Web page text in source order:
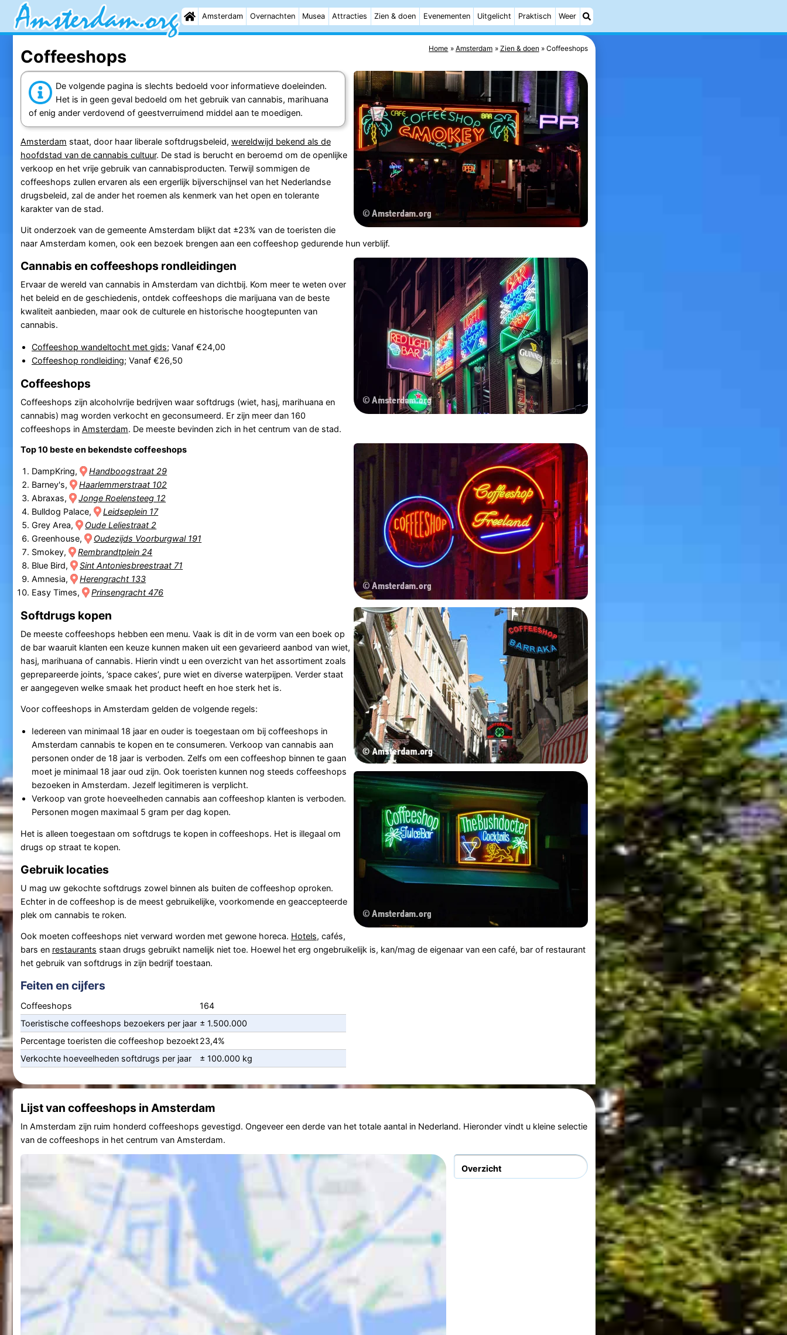
Amsterdam Overnachten Musea Attracties Zien & doen Evenementen Uitgelicht Praktisch Weer
Home Amsterdam Zien & doen Coffeeshops
Coffeeshops
De volgende pagina is slechts bedoeld voor informatieve doeleinden.
Het is in geen geval bedoeld om het gebruik van cannabis, marihuana
of enig ander verdovend of geestverruimend middel aan te moedigen.
Amsterdam staat, door haar liberale softdrugsbeleid, wereldwijd bekend als de
hoofdstad van de cannabis cultuur. De stad is berucht en beroemd om de openlijke
verkoop en het vrije gebruik van cannabisproducten. Terwijl sommigen de
coffeeshops zullen ervaren als een ergerlijk bijverschijnsel van het Nederlandse
drugsbeleid, zal de ander het roemen als kenmerk van het open en tolerante
karakter van de stad.
Uit onderzoek van de gemeente Amsterdam blijkt dat ±23% van de toeristen die
naar Amsterdam komen, ook een bezoek brengen aan een coffeeshop gedurende hun verblijf.
Cannabis en coffeeshops rondleidingen
Ervaar de wereld van cannabis in Amsterdam van dichtbij. Kom meer te weten over
het beleid en de geschiedenis, ontdek coffeeshops die marijuana van de beste
kwaliteit aanbieden, maar ook de culturele en historische hoogtepunten van
cannabis.
Coffeeshop wandeltocht met gids; Vanaf €24,00
Coffeeshop rondleiding; Vanaf €26,50
Coffeeshops
Coffeeshops zijn alcoholvrije bedrijven waar softdrugs (wiet, hasj, marihuana en
cannabis) mag worden verkocht en geconsumeerd. Er zijn meer dan 160
coffeeshops in Amsterdam. De meeste bevinden zich in het centrum van de stad.
Top 10 beste en bekendste coffeeshops
DampKring,
Handboogstraat 29
Barney's,
Haarlemmerstraat 102
Abraxas,
Jonge Roelensteeg 12
Bulldog Palace,
Leidseplein 17
Grey Area,
Oude Leliestraat 2
Greenhouse,
Oudezijds Voorburgwal 191
Smokey,
Rembrandtplein 24
Blue Bird,
Sint Antoniesbreestraat 71
Amnesia,
Herengracht 133
Easy Times,
Prinsengracht 476
Softdrugs kopen
De meeste coffeeshops hebben een menu. Vaak is dit in de vorm van een boek op
de bar waaruit klanten een keuze kunnen maken uit een gevarieerd aanbod van wiet,
hasj, marihuana of cannabis. Hierin vindt u een overzicht van het assortiment zoals
geprepareerde joints, ’space cakes’, pure wiet en diverse waterpijpen. Verder staat
er aangegeven welke smaak het product heeft en hoe sterk het is.
Voor coffeeshops in Amsterdam gelden de volgende regels:
Iedereen van minimaal 18 jaar en ouder is toegestaan om bij coffeeshops in
Amsterdam cannabis te kopen en te consumeren. Verkoop van cannabis aan
personen onder de 18 jaar is verboden. Zelfs om een coffeeshop binnen te gaan
moet je minimaal 18 jaar oud zijn. Ook toeristen kunnen nog steeds coffeeshops
bezoeken in Amsterdam. Jezelf legitimeren is verplicht.
Verkoop van grote hoeveelheden cannabis aan coffeeshop klanten is verboden.
Personen mogen maximaal 5 gram per dag kopen.
Het is alleen toegestaan om softdrugs te kopen in coffeeshops. Het is illegaal om
drugs op straat te kopen.
Gebruik locaties
U mag uw gekochte softdrugs zowel binnen als buiten de coffeeshop oproken.
Echter in de coffeeshop is de meest gebruikelijke, voorkomende en geaccepteerde
plek om cannabis te roken.
Ook moeten coffeeshops niet verward worden met gewone horeca. Hotels, cafés,
bars en restaurants staan drugs gebruikt namelijk niet toe. Hoewel het erg ongebruikelijk is, kan/mag de eigenaar van een café, bar of restaurant
het gebruik van softdrugs in zijn bedrijf toestaan.
Feiten en cijfers
Coffeeshops
164
Toeristische coffeeshops bezoekers per jaar ± 1.500.000
Percentage toeristen die coffeeshop bezoekt23,4%
Verkochte hoeveelheden softdrugs per jaar
± 100.000 kg
Lijst van coffeeshops in Amsterdam
In Amsterdam zijn ruim honderd coffeeshops gevestigd. Ongeveer een derde van het totale aantal in Nederland. Hieronder vindt u kleine selectie
van de coffeeshops in het centrum van Amsterdam.
Overzicht